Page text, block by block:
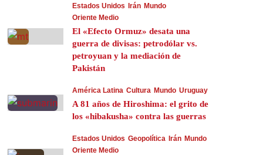
Estados Unidos Irán Mundo
Oriente Medio
El «Efecto Ormuz» desata una
guerra de divisas: petrodólar vs.
petroyuan y la mediación de
Pakistán
América Latina Cultura Mundo Uruguay
A 81 años de Hiroshima: el grito de
los «hibakusha» contra las guerras
Estados Unidos Geopolítica Irán Mundo
Oriente Medio